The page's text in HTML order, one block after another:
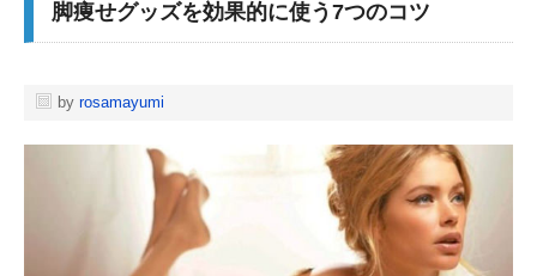
脚痩せグッズを効果的に使う7つのコツ
by rosamayumi